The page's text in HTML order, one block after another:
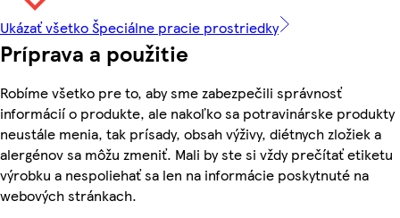
Ukázať všetko Špeciálne pracie prostriedky
Príprava a použitie
Robíme všetko pre to, aby sme zabezpečili správnosť
informácií o produkte, ale nakoľko sa potravinárske produkty
neustále menia, tak prísady, obsah výživy, diétnych zložiek a
alergénov sa môžu zmeniť. Mali by ste si vždy prečítať etiketu
výrobku a nespoliehať sa len na informácie poskytnuté na
webových stránkach.